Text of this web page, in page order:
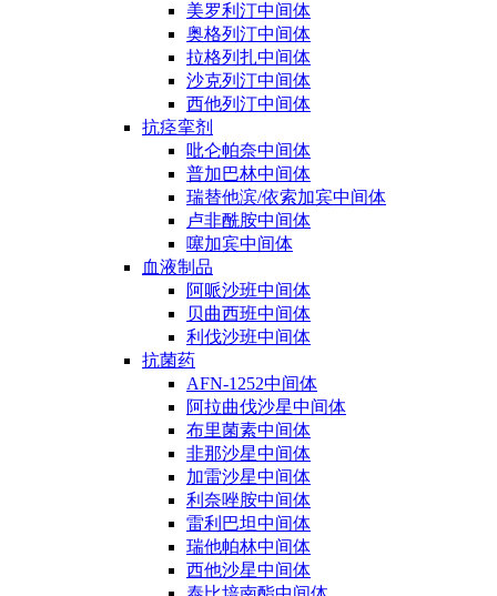
美罗利汀中间体
奥格列汀中间体
拉格列扎中间体
沙克列汀中间体
西他列汀中间体
抗痉挛剂
吡仑帕奈中间体
普加巴林中间体
瑞替他滨/依索加宾中间体
卢非酰胺中间体
噻加宾中间体
血液制品
阿哌沙班中间体
贝曲西班中间体
利伐沙班中间体
抗菌药
AFN-1252中间体
阿拉曲伐沙星中间体
布里菌素中间体
非那沙星中间体
加雷沙星中间体
利奈唑胺中间体
雷利巴坦中间体
瑞他帕林中间体
西他沙星中间体